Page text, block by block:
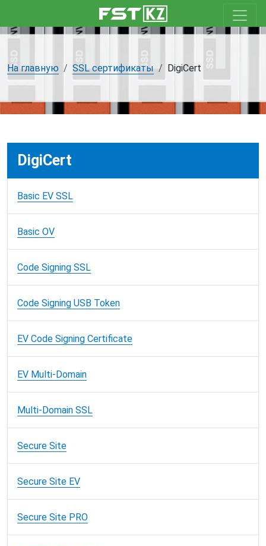
На главную SSL сертификаты DigiCert
DigiCert
Basic EV SSL
Basic OV
Code Signing SSL
Code Signing USB Token
EV Code Signing Certificate
EV Multi-Domain
Multi-Domain SSL
Secure Site
Secure Site EV
Secure Site PRO